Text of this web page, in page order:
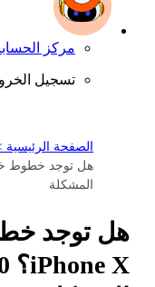
مركز
تسجيل
الصفحة الرئيسية
المشكلة
هل توجد